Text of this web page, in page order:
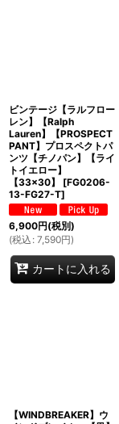
ビンテージ【ラルフロー
レン】【Ralph
Lauren】【PROSPECT
PANT】プロスペクトパ
ンツ【チノパン】【ライ
トイエロー】
【33×30】
[FG0206-
13-FG27-T]
6,900円(税別)
(税込 : 7,590円)
カートに入れる
【WINDBREAKER】ウ